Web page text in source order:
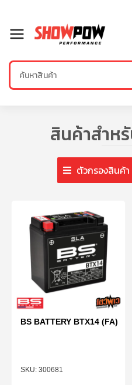
สินค้าสำห
ตัวกรองสินค้
300681
BS BATTERY BTX14 (FA)